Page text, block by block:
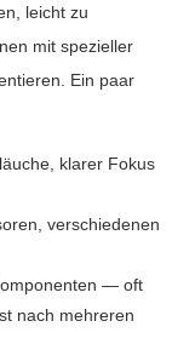
leicht zu
mit spezieller
Ein paar
klarer Fokus
verschiedenen
— oft
nach mehreren